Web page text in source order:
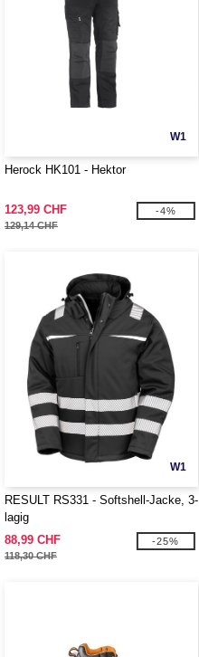
W1
Herock HK101 - Hektor
123,99 CHF
129,14 CHF
-4%
W1
RESULT RS331 - Softshell-Jacke, 3-
lagig
88,99 CHF
118,30 CHF
-25%